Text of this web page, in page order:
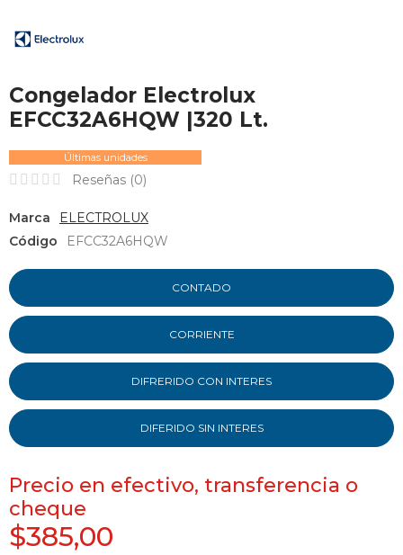
Congelador Electrolux
EFCC32A6HQW |320 Lt.
Últimas unidades
Reseñas (0)
Marca
ELECTROLUX
Código
EFCC32A6HQW
CONTADO
CORRIENTE
DIFRERIDO CON INTERES
DIFERIDO SIN INTERES
Precio en efectivo, transferencia o
cheque
$385,00